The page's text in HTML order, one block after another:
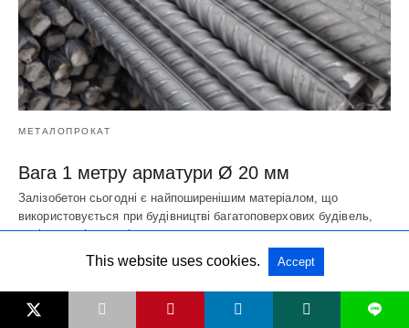
МЕТАЛОПРОКАТ
Вага 1 метру арматури Ø 20 мм
Залізобетон сьогодні є найпоширенішим матеріалом, що
використовується при будівництві багатоповерхових будівель,
доріг, тунелів, мостів та…
L
This website uses cookies. Accept